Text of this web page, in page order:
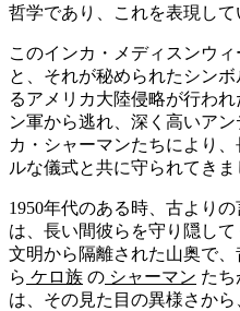
哲学であり、これを表現して
このインカ・メディスンウ
と、それが秘められたシン
るアメリカ大陸侵略が行わ
ン軍から逃れ、深く高いア
カ・シャーマンたちにより
ルな儀式と共に守られてきま
1950年代のある時、古より
は、長い間彼らを守り隠して
文明から隔離された山奥で
ら ケロ族 の シャーマン た
は、その見た目の異様さか